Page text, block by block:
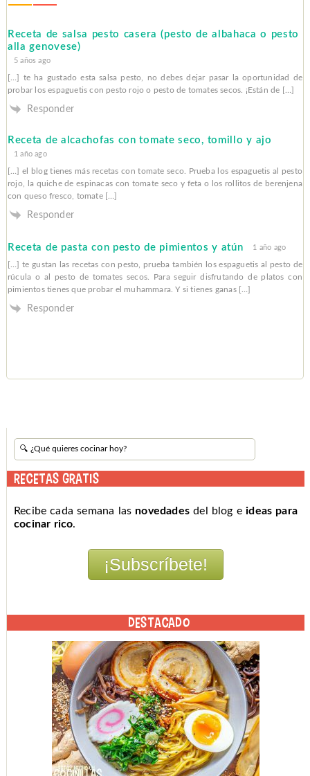
Receta de salsa pesto casera (pesto de albahaca o pesto
alla genovese)
5 años ago
[…] te ha gustado esta salsa pesto, no debes dejar pasar la oportunidad de
probar los espaguetis con pesto rojo o pesto de tomates secos. ¡Están de […]
Responder
Receta de alcachofas con tomate seco, tomillo y ajo
1 año ago
[…] el blog tienes más recetas con tomate seco. Prueba los espaguetis al pesto
rojo, la quiche de espinacas con tomate seco y feta o los rollitos de berenjena
con queso fresco, tomate […]
Responder
Receta de pasta con pesto de pimientos y atún 1 año ago
[…] te gustan las recetas con pesto, prueba también los espaguetis al pesto de
rúcula o al pesto de tomates secos. Para seguir disfrutando de platos con
pimientos tienes que probar el muhammara. Y si tienes ganas […]
Responder
RECETAS GRATIS
Recibe cada semana las novedades del blog eideas para
cocinar rico.
DESTACADO